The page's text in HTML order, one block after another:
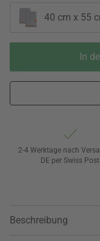
40 cm x 55
In
2-4 Werktage nach
DE per Swiss Post
Beschreibung